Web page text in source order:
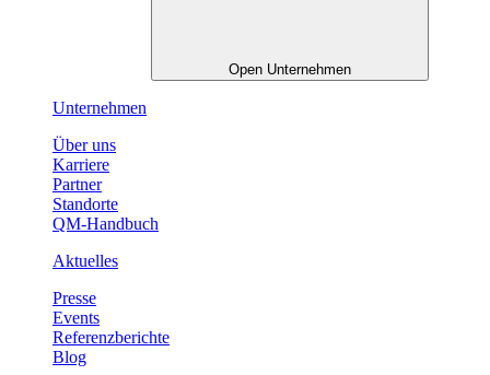
Open Unternehmen
Unternehmen
Über uns
Karriere
Partner
Standorte
QM-Handbuch
Aktuelles
Presse
Events
Referenzberichte
Blog